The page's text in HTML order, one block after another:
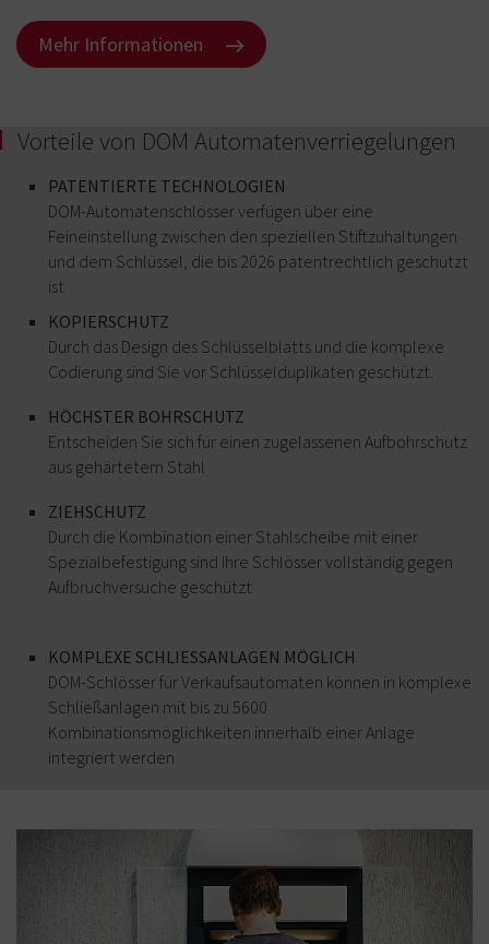
Mehr Informationen
Vorteile von DOM Automatenverriegelungen
PATENTIERTE TECHNOLOGIEN
DOM-Automatenschlösser verfügen über eine
Feineinstellung zwischen den speziellen Stiftzuhaltungen
und dem Schlüssel, die bis 2026 patentrechtlich geschützt
ist
KOPIERSCHUTZ
Durch das Design des Schlüsselblatts und die komplexe
Codierung sind Sie vor Schlüsselduplikaten geschützt.
PROTECTION
ANTI-
PERÇAGE
pour
une
protection
anti-
perçage
approuvée,
en
acier
trempé.
HÖCHSTER BOHRSCHUTZ
Entscheiden Sie sich für einen zugelassenen Aufbohrschutz
aus gehärtetem Stahl
ZIEHSCHUTZ
Durch die Kombination einer Stahlscheibe mit einer
Spezialbefestigung sind Ihre Schlösser vollständig gegen
Aufbruchversuche geschützt
KOMPLEXE SCHLIESSANLAGEN MÖGLICH
DOM-Schlösser für Verkaufsautomaten können in komplexe
Schließanlagen mit bis zu 5600
Kombinationsmöglichkeiten innerhalb einer Anlage
integriert werden